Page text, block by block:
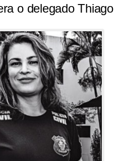
o delegado Thiago